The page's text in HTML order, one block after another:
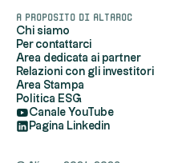
Altaroc uses cookies to measure
relationship with you, provide you
advertisements based on your
content on your social networks,
of its site.
If you do not wish to accept
navigation by refusing them.
site's functionalities may be
A proposito di Altaroc
Chi siamo
Per contattarci
Area dedicata ai partner
Relazioni con gli investitori
Area Stampa
Politica ESG
Canale YouTube
Pagina Linkedin